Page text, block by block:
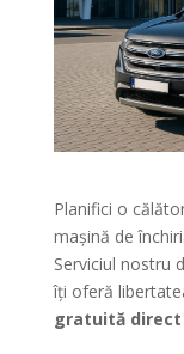
Planifici o
mașină de
Serviciul nostru
îți oferă
gratuită direct